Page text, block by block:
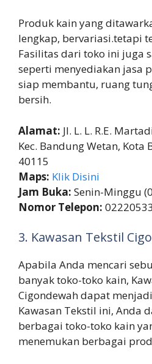
Produk kain yang
lengkap, bervariasi.tetapi
Fasilitas dari toko ini juga
seperti menyediakan jasa
siap membantu, ruang
bersih.
Alamat: Jl. L. L. R.E.
Kec. Bandung Wetan, Kota
40115
Maps: Klik Disini
Jam Buka: Senin-Minggu
Nomor Telepon:
3. Kawasan Tekstil
Apabila Anda mencari
banyak toko-toko kain,
Cigondewah dapat
Kawasan Tekstil ini, Anda
berbagai toko-toko kain
menemukan berbagai